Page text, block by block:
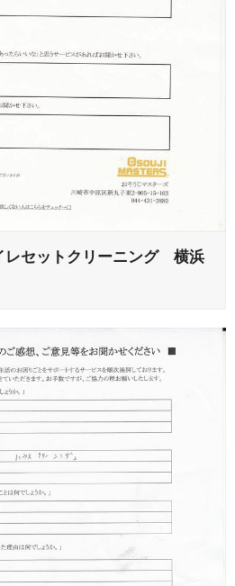
セットクリーニング 横浜